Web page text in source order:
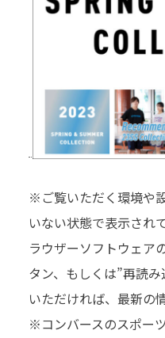
※ご覧いただく環境や
いない状態で表示され
ラウザーソフトウェア
タン、もしくは”再読
いただければ、最新の
※コンバースのスポー